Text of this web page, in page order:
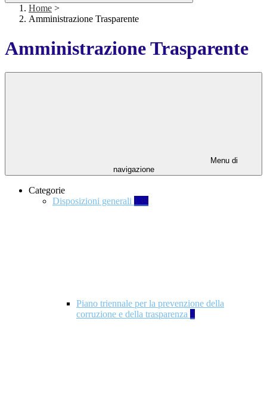
Home >
Amministrazione Trasparente
Amministrazione Trasparente
Menu di
navigazione
Categorie
Disposizioni generali 139
Piano triennale per la prevenzione della
corruzione e della trasparenza 4